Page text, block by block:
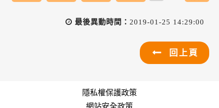
最後異動時間： 2019-01-25 14:29:00
回上頁
隱私權保護政策
網站安全政策